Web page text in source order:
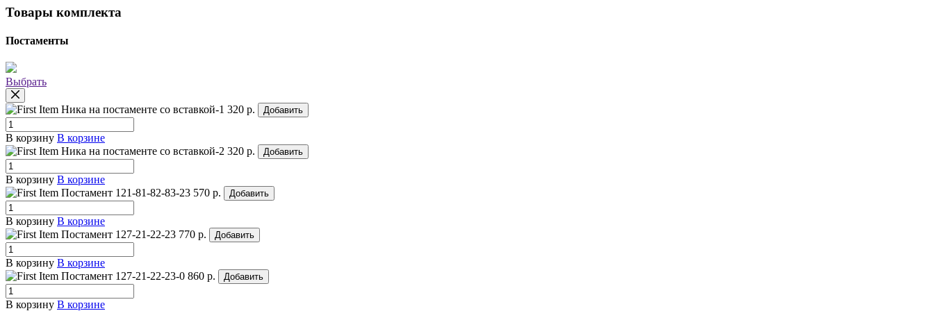
Товары комплекта
Постаменты
Выбрать
Ника на постаменте со вставкой-1 320 р. Добавить
В корзину В корзине
Ника на постаменте со вставкой-2 320 р. Добавить
В корзину В корзине
Постамент 121-81-82-83-23 570 р. Добавить
В корзину В корзине
Постамент 127-21-22-23 770 р. Добавить
В корзину В корзине
Постамент 127-21-22-23-0 860 р. Добавить
В корзину В корзине